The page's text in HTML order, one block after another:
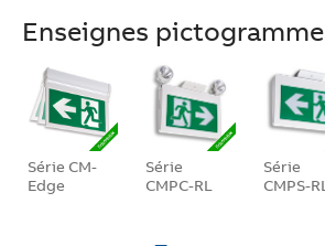
Enseignes pictogramme
Série CM-
Edge
Série
CMPC-RL
Série
CMPS-RL